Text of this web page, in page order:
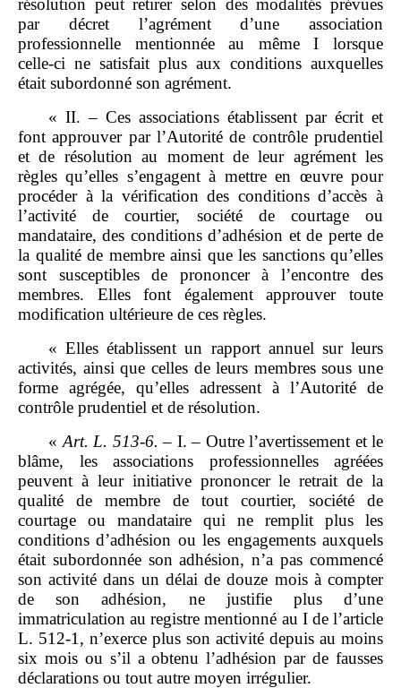
par décret l’agrément d’une association
professionnelle mentionnée au même I lorsque
celle‑ci ne satisfait plus aux conditions auxquelles
était subordonné son agrément.
« II. – Ces associations établissent par écrit et
font approuver par l’Autorité de contrôle prudentiel
et de résolution au moment de leur agrément les
règles qu’elles s’engagent à mettre en œuvre pour
procéder à la vérification des conditions d’accès à
l’activité de courtier, société de courtage ou
mandataire, des conditions d’adhésion et de perte de
la qualité de membre ainsi que les sanctions qu’elles
sont susceptibles de prononcer à l’encontre des
membres. Elles font également approuver toute
modification ultérieure de ces règles.
« Elles établissent un rapport annuel sur leurs
activités, ainsi que celles de leurs membres sous une
forme agrégée, qu’elles adressent à l’Autorité de
contrôle prudentiel et de résolution.
« Art. L. 513‑6. – I. – Outre l’avertissement et le
blâme, les associations professionnelles agréées
peuvent à leur initiative prononcer le retrait de la
qualité de membre de tout courtier, société de
courtage ou mandataire qui ne remplit plus les
conditions d’adhésion ou les engagements auxquels
était subordonnée son adhésion, n’a pas commencé
son activité dans un délai de douze mois à compter
de son adhésion, ne justifie plus d’une
immatriculation au registre mentionné au I de l’article
L. 512‑1, n’exerce plus son activité depuis au moins
six mois ou s’il a obtenu l’adhésion par de fausses
déclarations ou tout autre moyen irrégulier.